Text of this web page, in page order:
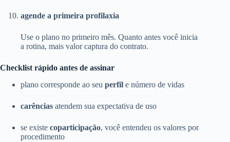
agende a primeira profilaxia
Use o plano no primeiro mês. Quanto antes você inicia
a rotina, mais valor captura do contrato.
Checklist rápido antes de assinar
plano corresponde ao seu perfil e número de vidas
carências atendem sua expectativa de uso
se existe coparticipação, você entendeu os valores por
procedimento